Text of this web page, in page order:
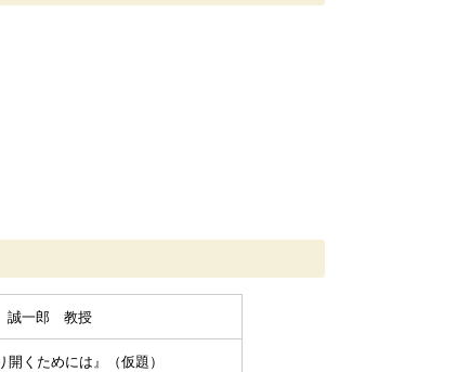
誠一郎 教授
開くためには』（仮題）